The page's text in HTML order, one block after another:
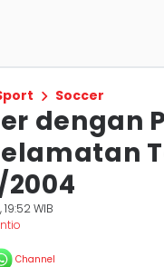
Soccer
dengan
WIB
Channel